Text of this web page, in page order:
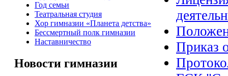
Год семьи
Театральная студия
Хор гимназии «Планета детства»
Бессмертный полк гимназии
Наставничество
Новости гимназии
Приказ